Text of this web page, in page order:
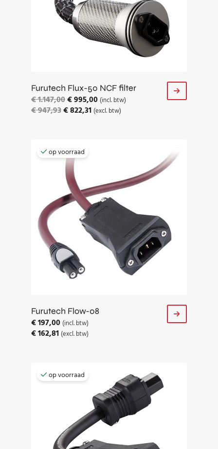
Furutech Flux-50 NCF filter
€1.147,00€995,00 (incl. btw)
€947,93€822,31 (excl. btw)
op voorraad
Furutech Flow-08
€197,00 (incl. btw)
€162,81 (excl. btw)
op voorraad